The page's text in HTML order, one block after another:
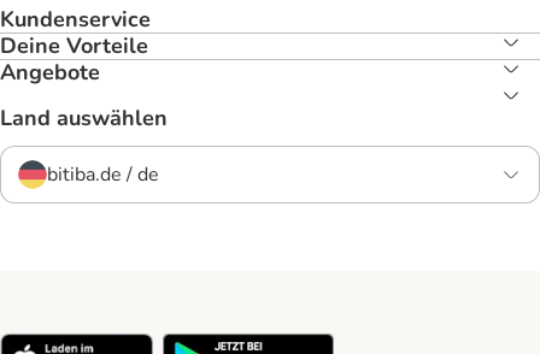
Kundenservice
Deine Vorteile
Angebote
Land auswählen
bitiba.de / de